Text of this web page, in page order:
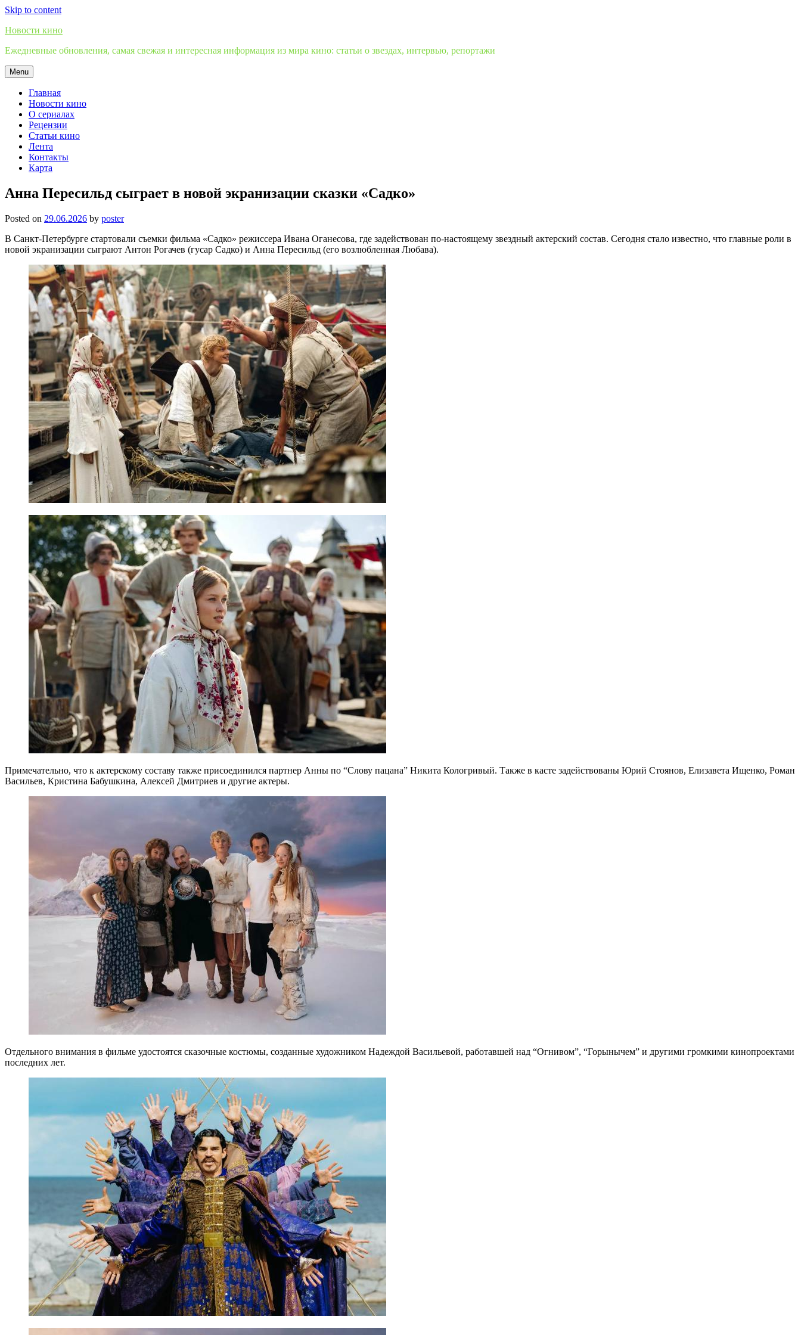
Skip to content
Новости кино
Ежедневные обновления, самая свежая и интересная информация из мира кино: статьи о звездах, интервью, репортажи
Menu
Главная
Новости кино
О сериалах
Рецензии
Статьи кино
Лента
Контакты
Карта
Анна Пересильд сыграет в новой экранизации сказки «Садко»
Posted on 29.06.2026 by poster
В Санкт-Петербурге стартовали съемки фильма «Садко» режиссера Ивана Оганесова, где задействован по-настоящему звездный актерский состав. Сегодня стало известно, что главные роли в
новой экранизации сыграют Антон Рогачев (гусар Садко) и Анна Пересильд (его возлюбленная Любава).
Примечательно, что к актерскому составу также присоединился партнер Анны по “Слову пацана” Никита Кологривый. Также в касте задействованы Юрий Стоянов, Елизавета Ищенко, Роман
Васильев, Кристина Бабушкина, Алексей Дмитриев и другие актеры.
Отдельного внимания в фильме удостоятся сказочные костюмы, созданные художником Надеждой Васильевой, работавшей над “Огнивом”, “Горынычем” и другими громкими кинопроектами
последних лет.